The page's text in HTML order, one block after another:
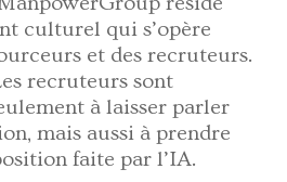
culturel qui s’opère
et des recruteurs.
recruteurs sont
à laisser parler
mais aussi à prendre
faite par l’IA.